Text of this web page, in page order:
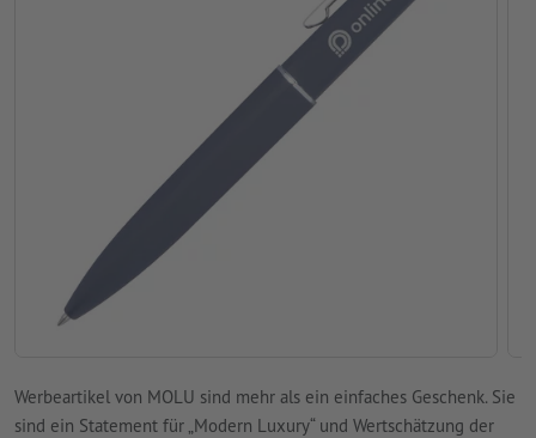
Werbeartikel von MOLU sind mehr als ein einfaches Geschenk. Sie
sind ein Statement für „Modern Luxury“ und Wertschätzung der